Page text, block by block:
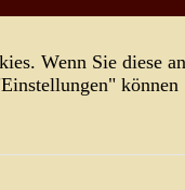
Wenn Sie diese